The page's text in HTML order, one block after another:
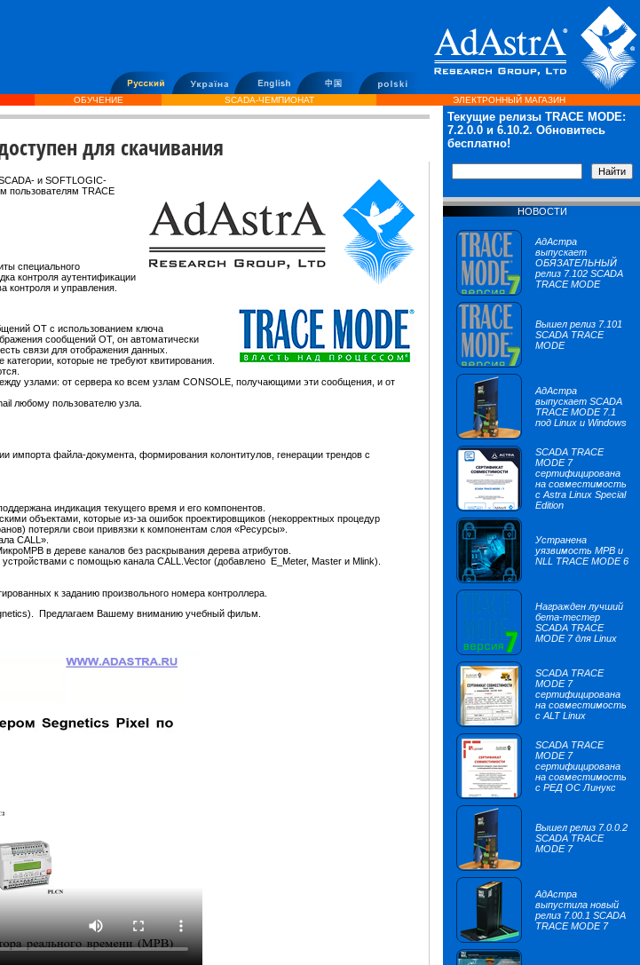
ОБУЧЕНИЕ SCADA-ЧЕМПИОНАТ ЭЛЕКТРОННЫЙ МАГАЗИН
для скачивания
и SOFTLOGIC-
пользователям TRACE
специального
контроля аутентификации
контроля и управления.
ОТ с использованием ключа
сообщений ОТ, он автоматически
связи для отображения данных.
которые не требуют квитирования.
узлами: от сервера ко всем узлам CONSOLE, получающими эти сообщения, и от
любому пользователю узла.
импорта файла-документа, формирования колонтитулов, генерации трендов с
индикация текущего время и его компонентов.
объектами, которые из-за ошибок проектировщиков (некорректных процедур
потеряли свои привязки к компонентам слоя «Ресурсы».
CALL».
в дереве каналов без раскрывания дерева атрибутов.
с помощью канала CALL.Vector (добавлено E_Meter, Master и Mlink).
к заданию произвольного номера контроллера.
Предлагаем Вашему вниманию учебный фильм.
Текущие релизы TRACE MODE:
7.2.0.0 и 6.10.2. Обновитесь
бесплатно!
НОВОСТИ
АдАстра
выпускает
ОБЯЗАТЕЛЬНЫЙ
релиз 7.102 SCADA
TRACE MODE
Вышел релиз 7.101
SCADA TRACE
MODE
АдАстра
выпускает SCADA
TRACE MODE 7.1
под Linux и Windows
SCADA TRACE
MODE 7
сертифицирована
на совместимость
с Astra Linux Special
Edition
Устранена
уязвимость МРВ и
NLL TRACE MODE 6
Награжден лучший
бета-тестер
SCADA TRACE
MODE 7 для Linux
SCADA TRACE
MODE 7
сертифицирована
на совместимость
с ALT Linux
SCADA TRACE
MODE 7
сертифицирована
на совместимость
с РЕД ОС Линукс
Вышел релиз 7.0.0.2
SCADA TRACE
MODE 7
АдАстра
выпустила новый
релиз 7.00.1 SCADA
TRACE MODE 7